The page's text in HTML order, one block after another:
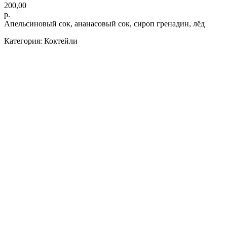
200,00
р.
Апельсиновый сок, ананасовый сок, сироп гренадин, лёд
Категория: Коктейли